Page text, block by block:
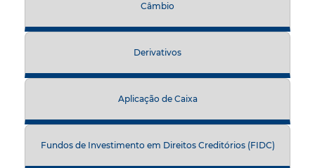
Câmbio
Derivativos
Aplicação de Caixa
Fundos de Investimento em Direitos Creditórios (FIDC)